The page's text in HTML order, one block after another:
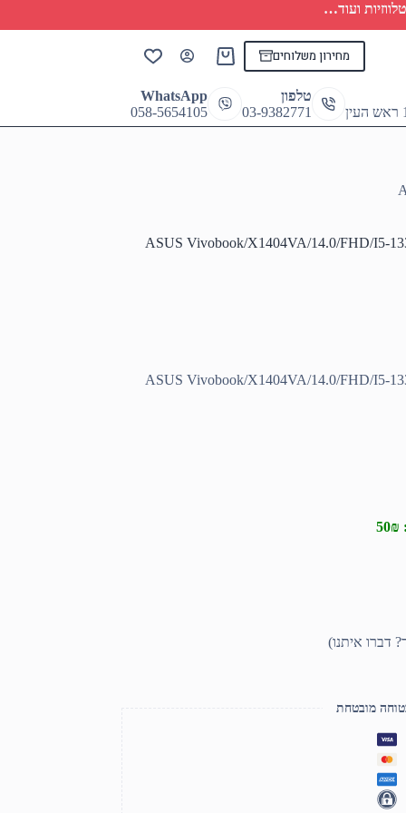
ועוד…
מחירון משלוחים
Shopping
טלפון
03-9382771
WhatsApp
058-5654105
ASUS Vivobook/X1404VA/14.0/FHD/I5-
ASUS Vivobook/X1404VA/14.0/FHD/I5-
מובטחת